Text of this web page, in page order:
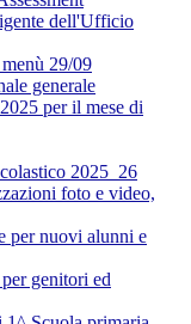
dell'Ufficio
29/09
generale
per il mese di
2025_26
foto e video,
per nuovi alunni e
genitori ed